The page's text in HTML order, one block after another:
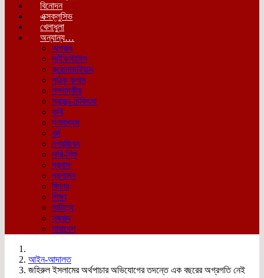
বিনোদন
এক্সক্লুসিভ
খেলাধুলা
অন্যান্য…
অপরাধ
লাইফস্টাইল
করোনাভাইরাস
পাঠক কলাম
সম্পাদকীয়
স্বাস্থ্য-চিকিৎসা
কৃষি
গণমাধ্যম
ধর্ম
নগরজিবন
নারি-শিশু
প্রবাস
প্রশাসন
ফিচার
শিক্ষা
সাহিত্য
স্বাস্থ্য
সারাদেশ
আইন-আদালত
জহিরুল ইসলামের অর্থপাচার অভিযোগের তদন্তে এক বছরের অগ্রগতি নেই